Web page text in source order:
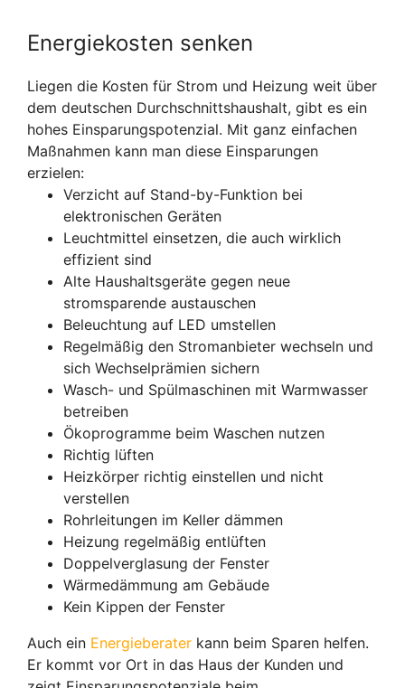
Energiekosten senken
Liegen die Kosten für Strom und Heizung weit über
dem deutschen Durchschnittshaushalt, gibt es ein
hohes Einsparungspotenzial. Mit ganz einfachen
Maßnahmen kann man diese Einsparungen
erzielen:
Verzicht auf Stand-by-Funktion bei
elektronischen Geräten
Leuchtmittel einsetzen, die auch wirklich
effizient sind
Alte Haushaltsgeräte gegen neue
stromsparende austauschen
Beleuchtung auf LED umstellen
Regelmäßig den Stromanbieter wechseln und
sich Wechselprämien sichern
Wasch- und Spülmaschinen mit Warmwasser
betreiben
Ökoprogramme beim Waschen nutzen
Richtig lüften
Heizkörper richtig einstellen und nicht
verstellen
Rohrleitungen im Keller dämmen
Heizung regelmäßig entlüften
Doppelverglasung der Fenster
Wärmedämmung am Gebäude
Kein Kippen der Fenster
Auch ein Energieberater kann beim Sparen helfen.
Er kommt vor Ort in das Haus der Kunden und